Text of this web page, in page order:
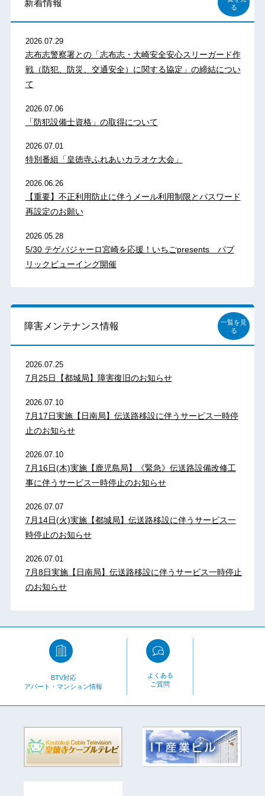
新着情報
る
2026.07.29
志布志警察署との「志布志・大崎安全安心スリーガード作
戦（防犯、防災、交通安全）に関する協定」の締結につい
て
2026.07.06
「防犯設備士資格」の取得について
2026.07.01
特別番組「皇徳寺ふれあいカラオケ大会」
2026.06.26
【重要】不正利用防止に伴うメール利用制限とパスワード
再設定のお願い
2026.05.28
5/30 テゲバジャーロ宮崎を応援！いちごpresents パブ
リックビューイング開催
障害メンテナンス情報
一覧を見
る
2026.07.25
7月25日【都城局】障害復旧のお知らせ
2026.07.10
7月17日実施【日南局】伝送路移設に伴うサービス一時停
止のお知らせ
2026.07.10
7月16日(木)実施【鹿児島局】《緊急》伝送路設備改修工
事に伴うサービス一時停止のお知らせ
2026.07.07
7月14日(火)実施【都城局】伝送路移設に伴うサービス一
時停止のお知らせ
2026.07.01
7月8日実施【日南局】伝送路移設に伴うサービス一時停止
のお知らせ
BTV対応
アパート・マンション情報
よくある
ご質問